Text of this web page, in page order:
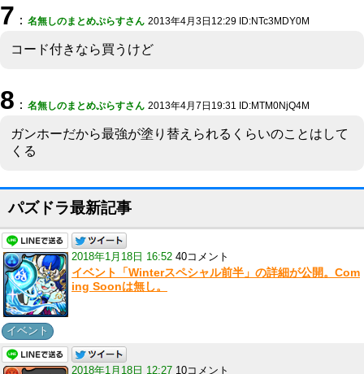
7 ： 名無しのまとめぷらすさん 2013年4月3日12:29 ID:NTc3MDY0M
コード付きなら買うけど
8 ： 名無しのまとめぷらすさん 2013年4月7日19:31 ID:MTM0NjQ4M
ガンホーだから最強が塗り替えられるくらいのことはして
くる
パズドラ最新記事
2018年1月18日 16:52 40コメント
イベント「Winterスペシャル前半」の詳細が公開。Com
ing Soonは無し。
イベント
2018年1月18日 12:27 10コメント